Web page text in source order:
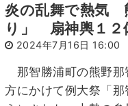
炎の乱舞で熱気
り」 扇神輿１２
2024年7月16日 16:00
那智勝浦町の熊野那
方にかけて例大祭「